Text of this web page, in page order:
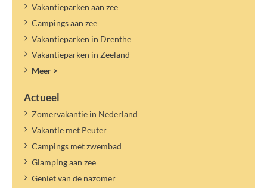
Vakantieparken aan zee
Campings aan zee
Vakantieparken in Drenthe
Vakantieparken in Zeeland
Meer >
Actueel
Zomervakantie in Nederland
Vakantie met Peuter
Campings met zwembad
Glamping aan zee
Geniet van de nazomer